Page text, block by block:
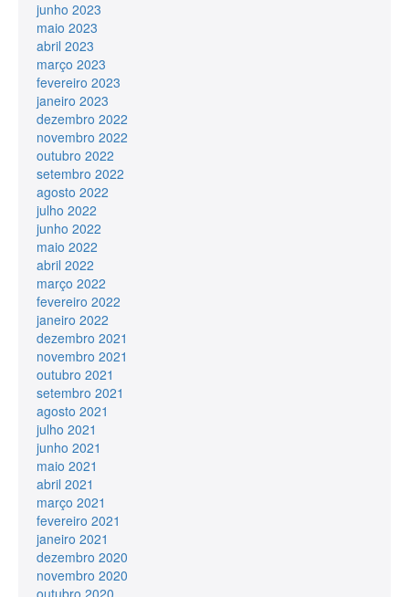
junho 2023
maio 2023
abril 2023
março 2023
fevereiro 2023
janeiro 2023
dezembro 2022
novembro 2022
outubro 2022
setembro 2022
agosto 2022
julho 2022
junho 2022
maio 2022
abril 2022
março 2022
fevereiro 2022
janeiro 2022
dezembro 2021
novembro 2021
outubro 2021
setembro 2021
agosto 2021
julho 2021
junho 2021
maio 2021
abril 2021
março 2021
fevereiro 2021
janeiro 2021
dezembro 2020
novembro 2020
outubro 2020